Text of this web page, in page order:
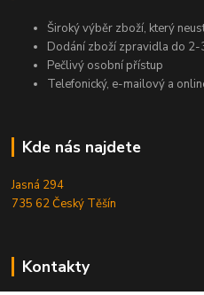
Široký výběr zboží, který
Dodání zboží zpravidla do 2-
Pečlivý osobní přístup
Telefonický, e-mailový a
Kde nás najdete
Jasná 294
735 62 Český Těšín
Kontakty